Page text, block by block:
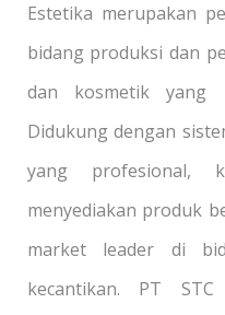
Estetika merupakan
bidang produksi dan
dan kosmetik yang
Didukung dengan
yang profesional,
menyediakan produk
market leader di
kecantikan. PT